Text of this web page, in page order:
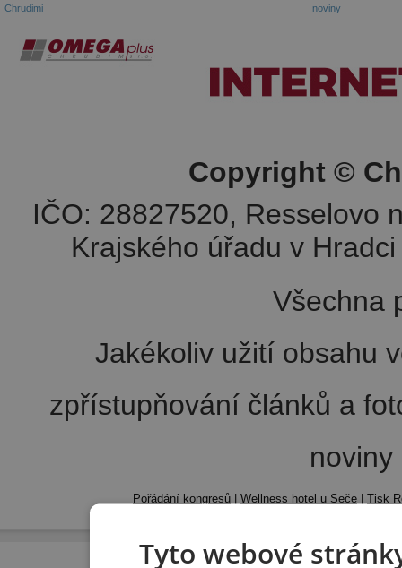
Chrudimi
noviny
Copyright ©
IČO: 28827520, Resselovo
Krajského úřadu v
Všechna
Jakékoliv užití obsahu
zpřístupňování článků a
Pořádání kongresů Wellness hotel u Seče Tisk
Tyto webové